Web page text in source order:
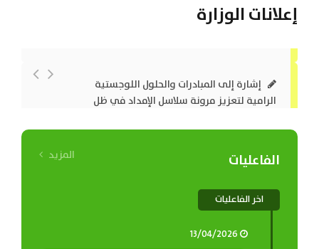
إعلانات الوزارة
الرامية لتعزيز مرونة سلاسل الإمداد في ظل
الظروف الراهنة، نأمل منكم التكرم بتعبئة
الفاعليات المزيد
اخر الفاعليات